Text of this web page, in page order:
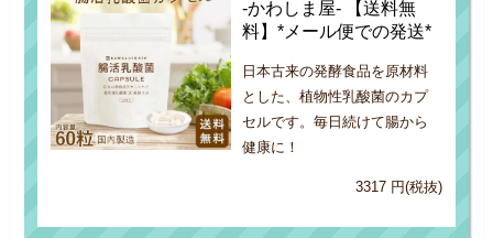
-かわしま屋- 【送料無
料】*メール便での発送*
日本古来の発酵食品を原材料
とした、植物性乳酸菌のカプ
セルです。毎日続けて腸から
健康に！
3317 円(税抜)